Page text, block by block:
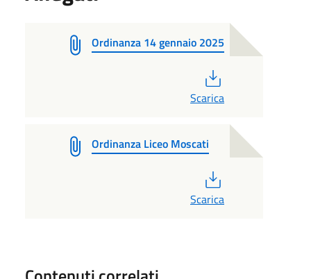
Ordinanza 14 gennaio 2025
Scarica
Ordinanza Liceo Moscati
Scarica